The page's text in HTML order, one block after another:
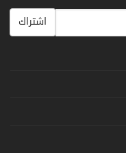
اشتراك